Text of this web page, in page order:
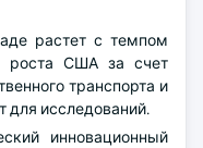
растет с темпом
роста США за счет
транспорта и
для исследований.
инновационный